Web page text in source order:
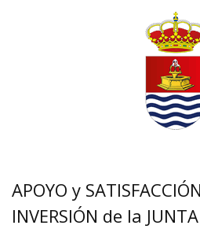
APOYO y
INVERSIÓN de la